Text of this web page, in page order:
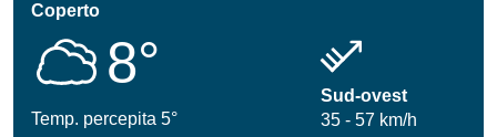
per
le
Coperto
8°
Temp. percepita 5°
Sud-ovest
35
57 km/h